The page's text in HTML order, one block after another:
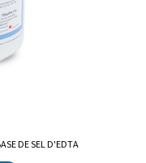
DE SEL D'EDTA